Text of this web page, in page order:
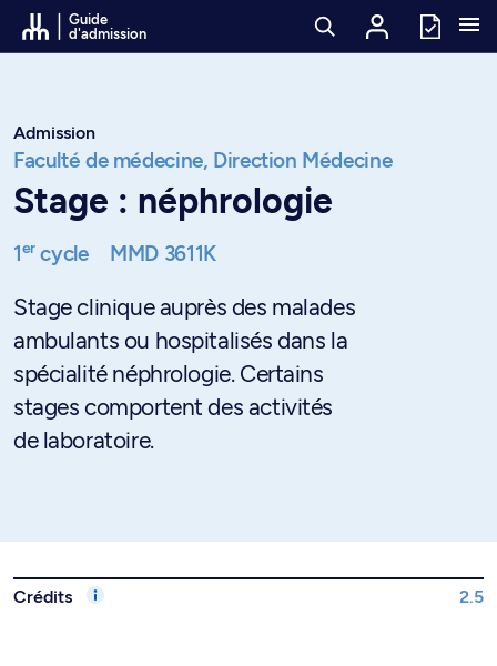
Passer au contenu
Guide
d'admission
Admission
Faculté de médecine, Direction Médecine
Stage : néphrologie
1ercycle MMD 3611K
Stage clinique auprès des malades
ambulants ou hospitalisés dans la
spécialité néphrologie. Certains
stages comportent des activités
de laboratoire.
Crédits 2.5